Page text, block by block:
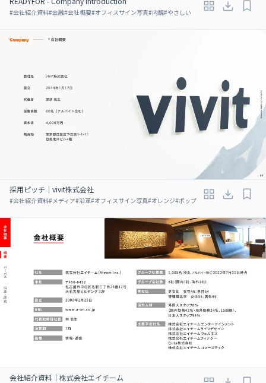
#会社紹介資料#金融#会社概要#オフィスサイン写真#内観#やさしい
採用ピッチ｜vivit株式会社
#会社紹介資料#メディア#沿革#オフィスサイン写真#オレンジ#ポップ
会社紹介資料｜株式会社エイチーム